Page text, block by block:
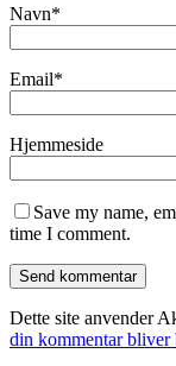
Navn*
Email*
Hjemmeside
Save my name,
time I comment.
Dette site anvender
din kommentar bliver